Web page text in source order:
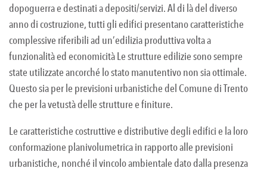
dopoguerra e destinati a depositi/servizi. Al di là del diverso
anno di costruzione, tutti gli edifici presentano caratteristiche
complessive riferibili ad un’edilizia produttiva volta a
funzionalità ed economicità Le strutture edilizie sono sempre
state utilizzate ancorché lo stato manutentivo non sia ottimale.
Questo sia per le previsioni urbanistiche del Comune di Trento
che per la vetustà delle strutture e finiture.
Le caratteristiche costruttive e distributive degli edifici e la loro
conformazione planivolumetrica in rapporto alle previsioni
urbanistiche, nonché il vincolo ambientale dato dalla presenza